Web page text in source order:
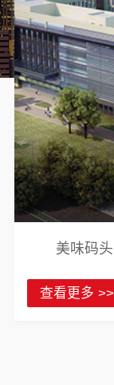
美味码头
查看更多 >>